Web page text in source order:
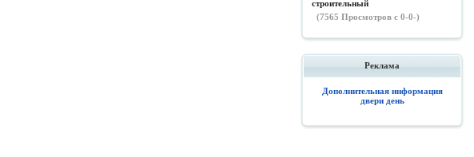
строительный
(7565 Просмотров с 0-0-)
Реклама
Дополнительная информация
двери день